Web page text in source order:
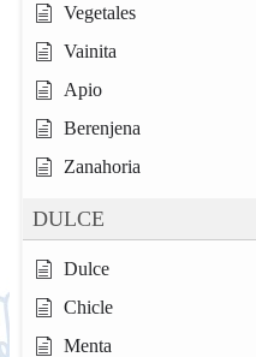
Vegetales
Vainita
Apio
Berenjena
Zanahoria
DULCE
Dulce
Chicle
Menta